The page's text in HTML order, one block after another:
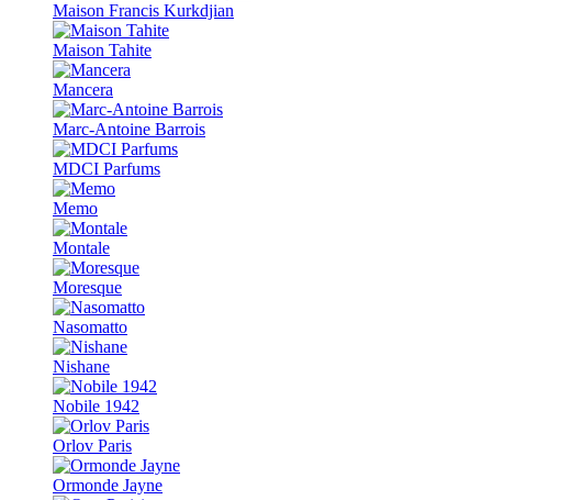
Maison Francis Kurkdjian
Maison Tahite
Mancera
Marc-Antoine Barrois
MDCI Parfums
Memo
Montale
Moresque
Nasomatto
Nishane
Nobile 1942
Orlov Paris
Ormonde Jayne